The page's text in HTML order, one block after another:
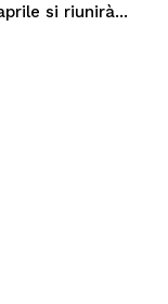
si riunirà...